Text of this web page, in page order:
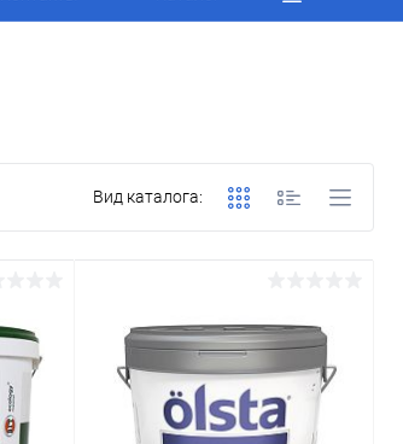
Вид каталога: